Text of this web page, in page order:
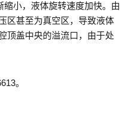
小，液体旋转速度加快。由
区甚至为真空区，导致液体
顶盖中央的溢流口，由于处
。